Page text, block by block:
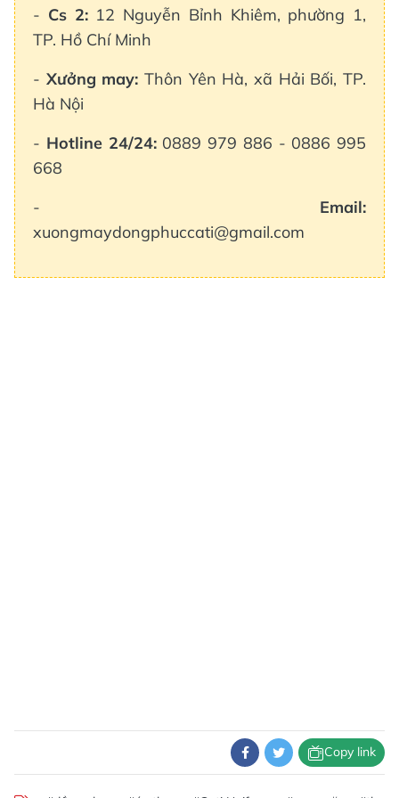
- Cs 2: 12 Nguyễn Bỉnh Khiêm, phường 1,
TP. Hồ Chí Minh
- Xưởng may: Thôn Yên Hà, xã Hải Bối, TP.
Hà Nội
- Hotline 24/24:0889 979 886 - 0886 995
668
- Email:
xuongmaydongphuccati@gmail.com
Copy link